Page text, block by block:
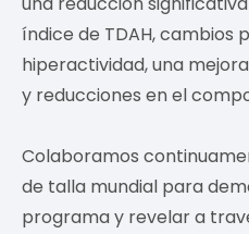
índice de TDAH, cambios
hiperactividad, una
y reducciones en el
Colaboramos
de talla mundial para
programa y revelar a